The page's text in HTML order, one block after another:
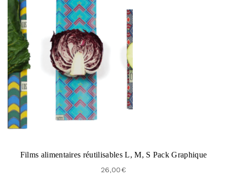
Films alimentaires réutilisables L, M, S Pack Graphique
26,00€